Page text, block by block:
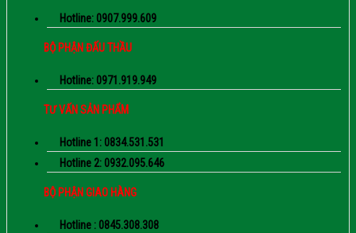
Hotline: 0907.999.609
BỘ PHẬN ĐẤU THẦU
Hotline: 0971.919.949
TƯ VẤN SẢN PHẨM
Hotline 1: 0834.531.531
Hotline 2: 0932.095.646
BỘ PHẬN GIAO HÀNG
Hotline : 0845.308.308